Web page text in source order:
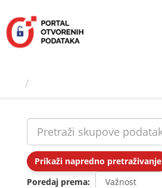
sadržaj
Prikaži napredno pretraživanje
Poredaj prema